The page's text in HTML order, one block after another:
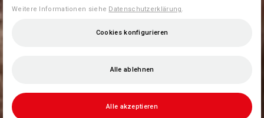
Weitere Informationen siehe Datenschutzerklärung.
Cookies konfigurieren
Alle ablehnen
Alle akzeptieren